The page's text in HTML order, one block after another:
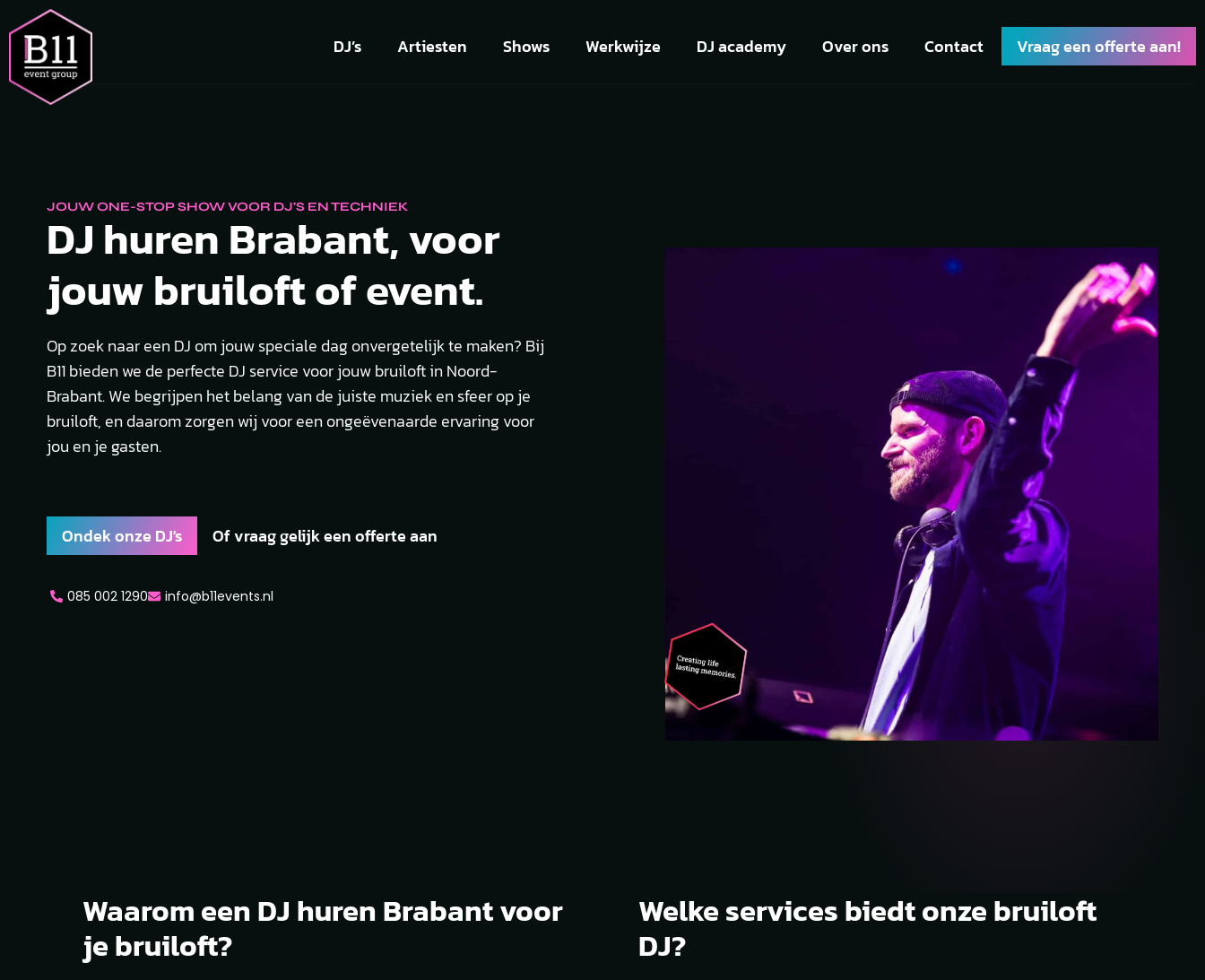
DJ’s Artiesten Shows Werkwijze DJ academy Over ons Contact Vraag een offerte aan!
JOUW ONE-STOP SHOW VOOR DJ'S EN TECHNIEK
DJ huren Brabant, voor
jouw bruiloft of event.
Op zoek naar een DJ om jouw speciale dag onvergetelijk te maken? Bij
B11 bieden we de perfecte DJ service voor jouw bruiloft in Noord-
Brabant. We begrijpen het belang van de juiste muziek en sfeer op je
bruiloft, en daarom zorgen wij voor een ongeëvenaarde ervaring voor
jou en je gasten.
Ondek onze DJ's Of vraag gelijk een offerte aan
085 002 1290 info@b11events.nl
Waarom een DJ huren Brabant voor
je bruiloft?
Welke services biedt onze bruiloft
DJ?